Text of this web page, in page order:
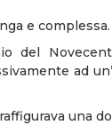
e complessa.
del
ad
una